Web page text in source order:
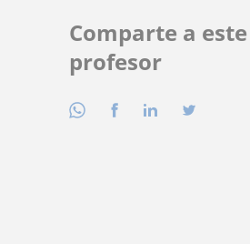
Comparte a este
profesor